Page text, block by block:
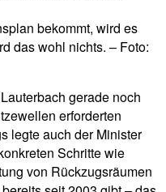
bekommt, wird es
das wohl nichts. – Foto:
gerade noch
erforderten
legte auch der Minister
Schritte wie
von Rückzugsräumen